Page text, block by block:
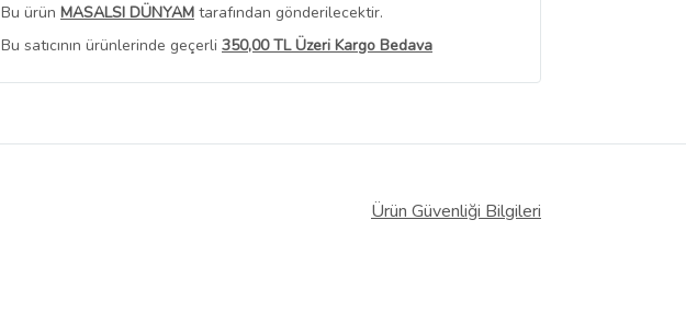
Bu ürün MASALSI DÜNYAM tarafından gönderilecektir.
Bu satıcının ürünlerinde geçerli 350,00 TL Üzeri Kargo Bedava
Bu SatıcınınTüm Ürünlerini Görüntüle
Ürün Güvenliği Bilgileri